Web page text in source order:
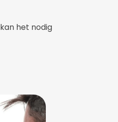
het nodig